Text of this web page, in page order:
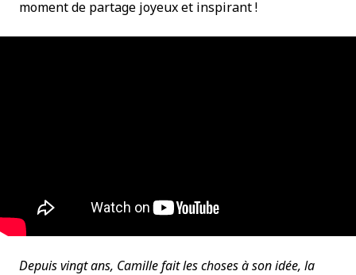
moment de partage joyeux et inspirant !
Depuis vingt ans, Camille fait les choses à son idée, la